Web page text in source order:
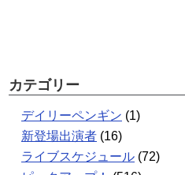
カテゴリー
デイリーペンギン (1)
新登場出演者 (16)
ライブスケジュール (72)